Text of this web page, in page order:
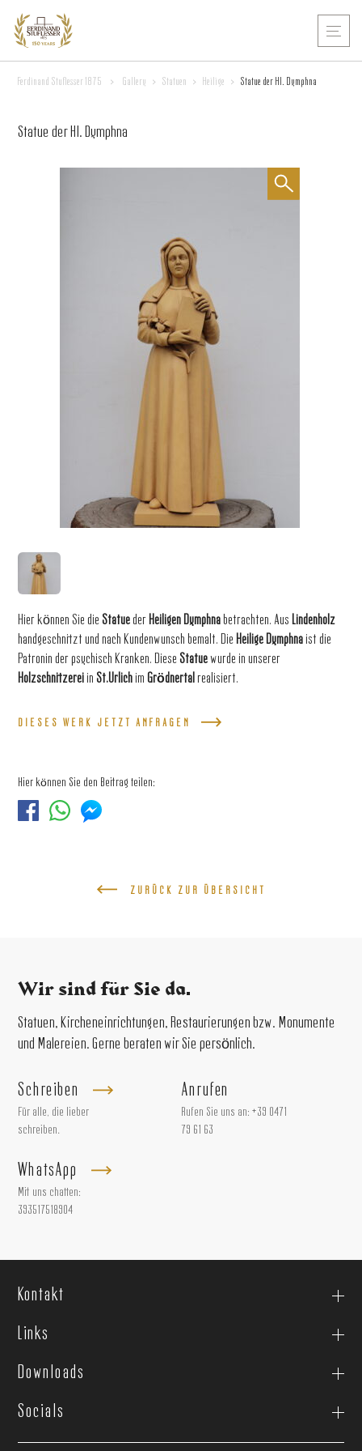
Ferdinand Stuflesser 1875 > Gallery > Statuen > Heilige > Statue der Hl. Dymphna
Statue der Hl. Dymphna
Hier können Sie die Statue der Heiligen Dymphna betrachten. Aus Lindenholz
handgeschnitzt und nach Kundenwunsch bemalt. Die Heilige Dymphna ist die
Patronin der psychisch Kranken. Diese Statuewurde in unserer
Holzschnitzerei in St.Urlich im Grödnertal realisiert.
DIESES WERK JETZT ANFRAGEN
Hier können Sie den Beitrag teilen:
ZURÜCK ZUR ÜBERSICHT
Wir sind für Sie da.
Statuen, Kircheneinrichtungen, Restaurierungen bzw. Monumente
und Malereien. Gerne beraten wir Sie persönlich.
Schreiben
Für alle, die lieber
schreiben.
Anrufen
Rufen Sie uns an: +39 0471
79 61 63
WhatsApp
Mit uns chatten:
393517518904
Kontakt
Links
Downloads
Socials